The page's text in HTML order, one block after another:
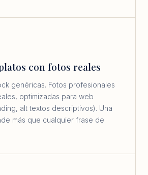
con fotos reales
genéricas. Fotos profesionales
optimizadas para web
alt textos descriptivos). Una
más que cualquier frase de